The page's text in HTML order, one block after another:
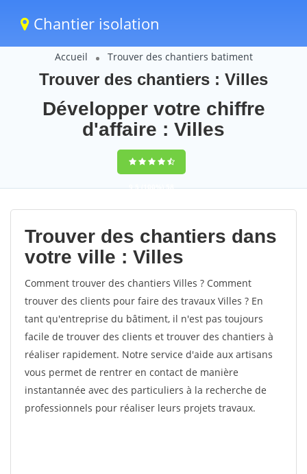
Chantier isolation
Accueil Trouver des chantiers batiment
Trouver des chantiers : Villes
Développer votre chiffre
d'affaire : Villes
9,5(100%)58
votes
Trouver des chantiers dans
votre ville : Villes
Comment trouver des chantiers Villes ? Comment
trouver des clients pour faire des travaux Villes ? En
tant qu'entreprise du bâtiment, il n'est pas toujours
facile de trouver des clients et trouver des chantiers à
réaliser rapidement. Notre service d'aide aux artisans
vous permet de rentrer en contact de manière
instantannée avec des particuliers à la recherche de
professionnels pour réaliser leurs projets travaux.